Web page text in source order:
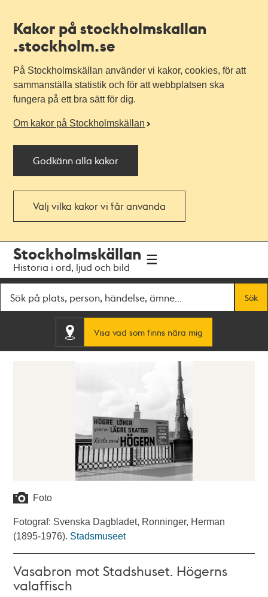
Kakor på stockholmskallan
.stockholm.se
På Stockholmskällan använder vi kakor, cookies, för att
sammanställa statistik och för att webbplatsen ska
fungera på ett bra sätt för dig.
Om kakor på Stockholmskällan
Godkänn alla kakor
Välj vilka kakor vi får använda
navigationen
huvudinnehållet
Stockholmskällan
Historia i ord, ljud och bild
Sök
Visa vad som finns nära mig
Foto
Fotograf: Svenska Dagbladet, Ronninger, Herman
(1895-1976). Stadsmuseet
Vasabron mot Stadshuset. Högerns
valaffisch